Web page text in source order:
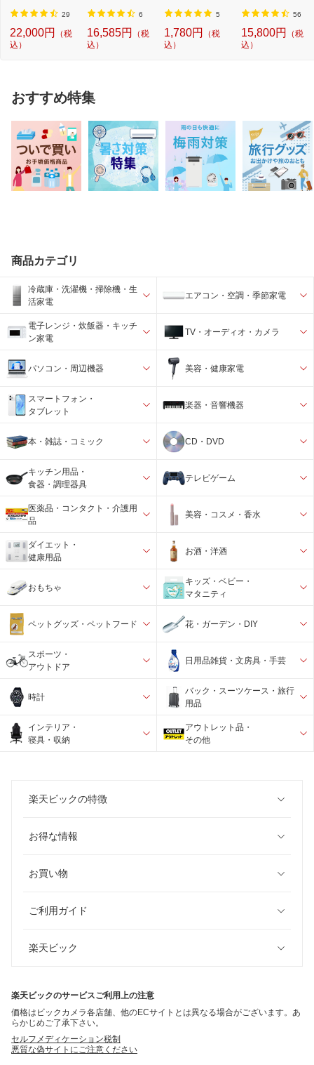
29
22,000円
（税
込）
6
16,585円
（税
込）
24...
5
1,780円
（税
込）
56
15,800円
（税
込）
おすすめ特集
商品カテゴリ
冷蔵庫・洗濯機・掃除機・生
活家電
エアコン・空調・季節家電
電子レンジ・炊飯器・キッチ
ン家電
TV・オーディオ・カメラ
パソコン・周辺機器 美容・健康家電
スマートフォン・
タブレット
楽器・音響機器
本・雑誌・コミック CD・DVD
キッチン用品・
食器・調理器具
テレビゲーム
医薬品・コンタクト・介護用
品
美容・コスメ・香水
ダイエット・
健康用品
お酒・洋酒
おもちゃ
キッズ・ベビー・
マタニティ
ペットグッズ・ペットフード 花・ガーデン・DIY
スポーツ・
アウトドア
日用品雑貨・文房具・手芸
時計
バック・スーツケース・旅行
用品
インテリア・
寝具・収納
アウトレット品・
その他
楽天ビックの特徴
お得な情報
お買い物
ご利用ガイド
楽天ビック
楽天ビックのサービスご利用上の注意
価格はビックカメラ各店舗、他のECサイトとは異なる場合がございます。あ
らかじめご了承下さい。
セルフメディケーション税制
悪質な偽サイトにご注意ください